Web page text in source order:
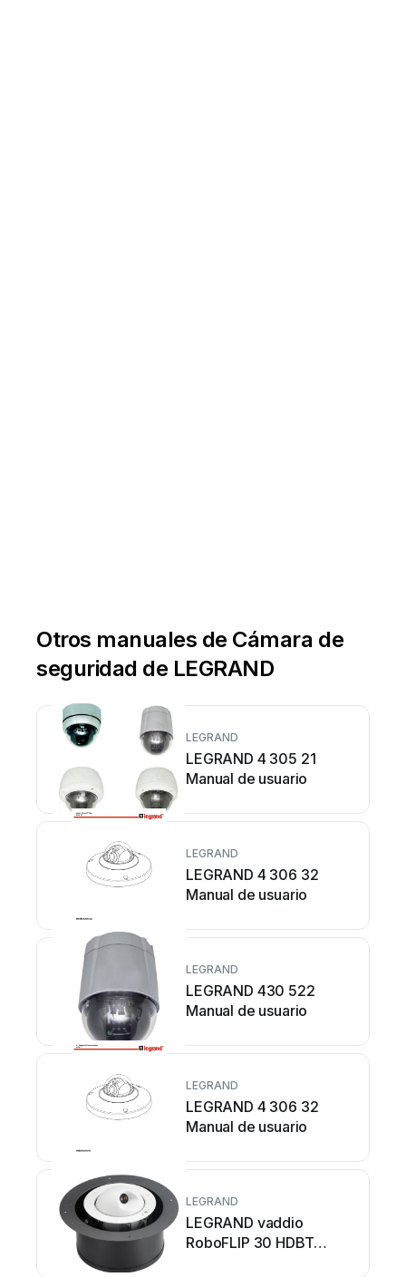
Otros manuales de Cámara de
seguridad de LEGRAND
LEGRAND
LEGRAND 4 305 21
Manual de usuario
LEGRAND
LEGRAND 4 306 32
Manual de usuario
LEGRAND
LEGRAND 430 522
Manual de usuario
LEGRAND
LEGRAND 4 306 32
Manual de usuario
LEGRAND
LEGRAND vaddio
RoboFLIP 30 HDBT